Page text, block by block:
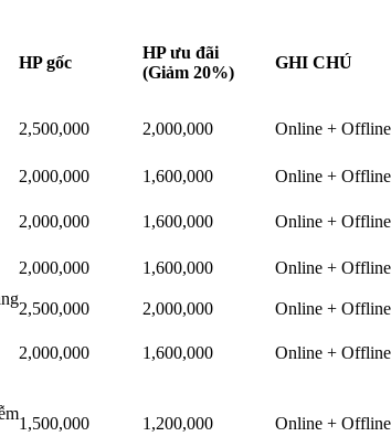
HP gốc
HP ưu đãi
(Giảm 20%)
GHI CHÚ
2,500,000 2,000,000 Online + Offline
2,000,000 1,600,000 Online + Offline
2,000,000 1,600,000 Online + Offline
2,000,000 1,600,000 Online + Offline
2,500,000 2,000,000 Online + Offline
2,000,000 1,600,000 Online + Offline
1,500,000 1,200,000 Online + Offline